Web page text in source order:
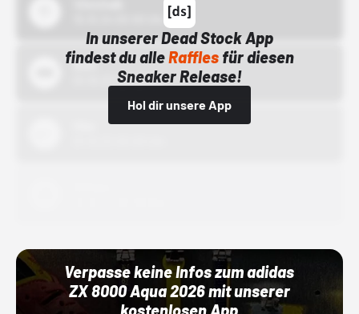
In unserer Dead Stock App
findest du alleRafflesfür diesen
Sneaker Release!
Hol dir unsere App
Bstn
01.10.22 00:00 Uhr
Verpasse keine Infos zum adidas
ZX 8000 Aqua 2026 mit unserer
kostenlosen App